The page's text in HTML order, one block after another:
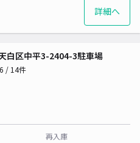
詳細へ
白区中平3-2404-3駐車場
/ 14件
再入庫